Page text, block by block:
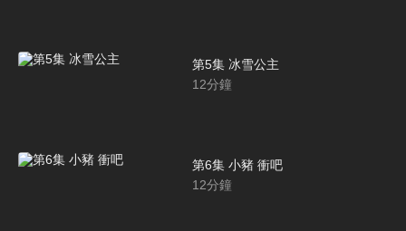
第5集 冰雪公主
12分鐘
第6集 小豬 衝吧
12分鐘